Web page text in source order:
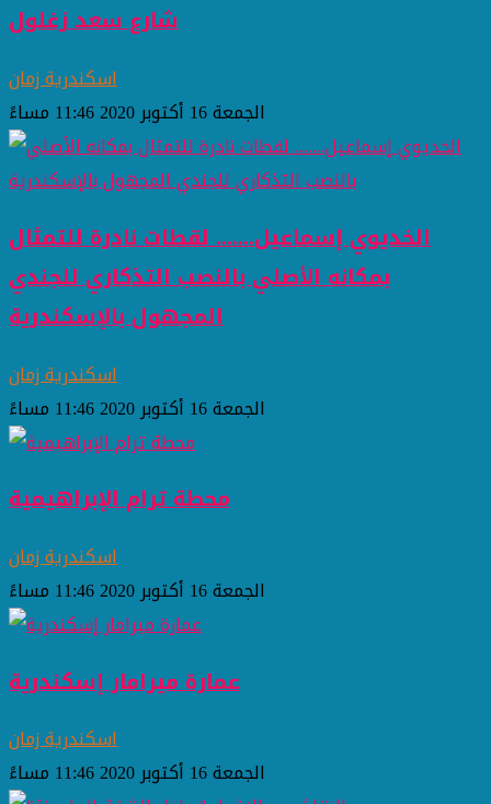
شارع سعد زغلول
اسكندرية زمان
الجمعة 16 أكتوبر 2020 11:46 مساءً
الخديوي إسماعيل....... لقطات نادرة للتمثال
بمكانه الأصلي بالنصب التذكاري للجندي
المجهول بالإسكندرية
اسكندرية زمان
الجمعة 16 أكتوبر 2020 11:46 مساءً
محطة ترام الإبراهيمية
اسكندرية زمان
الجمعة 16 أكتوبر 2020 11:46 مساءً
عمارة ميرامار إسكندرية
اسكندرية زمان
الجمعة 16 أكتوبر 2020 11:46 مساءً